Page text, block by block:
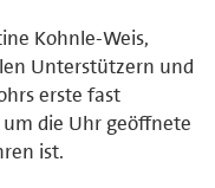
Kohnle-Weis,
Unterstützern und
erste fast
die Uhr geöffnete
ist.